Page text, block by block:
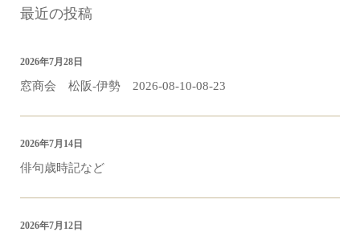
最近の投稿
窓商会 松阪-伊勢 2026-08-10-08-23
2026年7月28日
俳句歳時記など
2026年7月14日
2026年7月12日